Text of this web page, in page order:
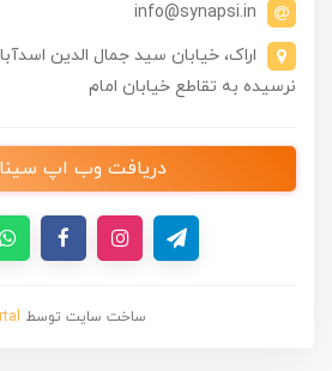
info@synapsi.in
نرسیده به تقاطع خیابان امام
دریافت وب اپ
ساخت سایت توسط